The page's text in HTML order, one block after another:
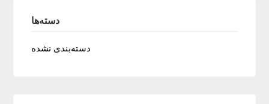
دسته‌ها
دسته‌بندی نشده